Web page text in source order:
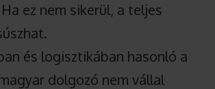
ez nem sikerül, a teljes
és logisztikában hasonló a
dolgozó nem vállal